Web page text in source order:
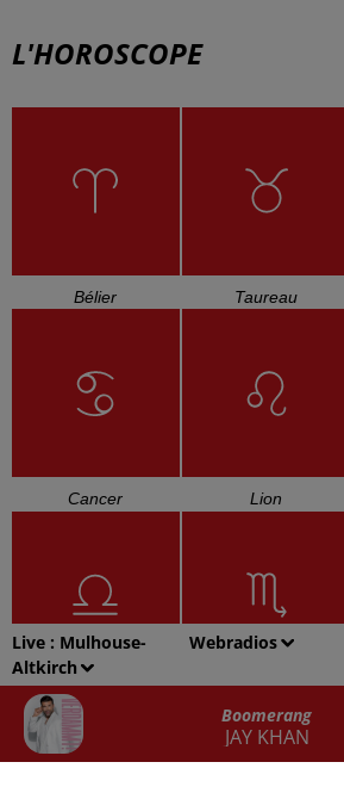
Live : Mulhouse-
Altkirch
Webradios
Boomerang
JAY KHAN
L'HOROSCOPE
Bélier Taureau
Cancer Lion
Balance